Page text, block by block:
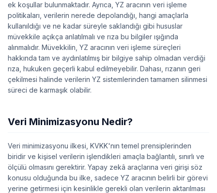
ek koşullar bulunmaktadır. Ayrıca, YZ aracının veri işleme
politikaları, verilerin nerede depolandığı, hangi amaçlarla
kullanıldığı ve ne kadar süreyle saklandığı gibi hususlar
müvekkile açıkça anlatılmalı ve rıza bu bilgiler ışığında
alınmalıdır. Müvekkilin, YZ aracının veri işleme süreçleri
hakkında tam ve aydınlatılmış bir bilgiye sahip olmadan verdiği
rıza, hukuken geçerli kabul edilmeyebilir. Dahası, rızanın geri
çekilmesi halinde verilerin YZ sistemlerinden tamamen silinmesi
süreci de karmaşık olabilir.
Veri Minimizasyonu Nedir?
Veri minimizasyonu ilkesi, KVKK'nın temel prensiplerinden
biridir ve kişisel verilerin işlendikleri amaçla bağlantılı, sınırlı ve
ölçülü olmasını gerektirir. Yapay zekâ araçlarına veri girişi söz
konusu olduğunda bu ilke, sadece YZ aracının belirli bir görevi
yerine getirmesi için kesinlikle gerekli olan verilerin aktarılması